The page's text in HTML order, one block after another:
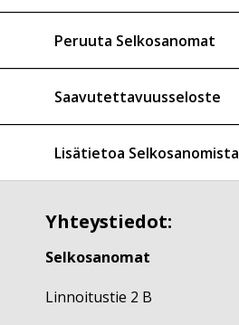
Peruuta Selkosanomat
Saavutettavuusseloste
Lisätietoa Selkosanomista
Yhteystiedot:
Selkosanomat
Linnoitustie 2 B